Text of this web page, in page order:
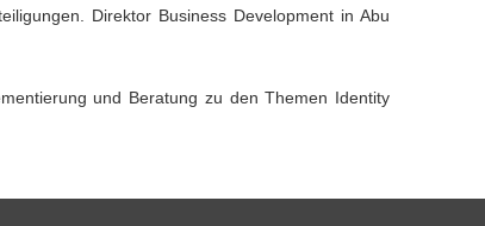
Direktor Business Development in Abu
und Beratung zu den Themen Identity